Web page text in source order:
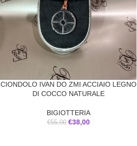
CIONDOLO IVAN DO ZMI ACCIAIO LEGNO
DI COCCO NATURALE
BIGIOTTERIA
€55,00 €38,00